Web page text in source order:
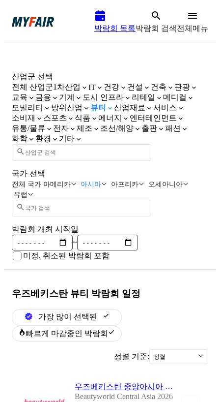
박람회 목록박람회 검색전체메뉴
산업군 선택
전체 산업군1차산업 IT 건강 건설 건축
관광
교육
금융 기계 도시 인프라 리테일
메디컬
모빌리티
방위산업 뷰티 산업재료
서비스
소비재
스포츠 식품 에너지
엔터테인먼트
유통/물류
전자 제조 조선/해양 출판
패션
화학
환경 기타
국가 선택
전체 국가 아메리카 아시아 아프리카
오세아니아
유럽
박람회 개최 시작일
~
미정, 취소된 박람회 포함
우즈베키스탄 뷰티 박람회 일정
가장 많이 선택된
빠르게 마감중인 박람회
정렬 기준: 정렬
우즈베키스탄 중앙아시아 뷰티월드 2026
Beautyworld Central Asia 2026